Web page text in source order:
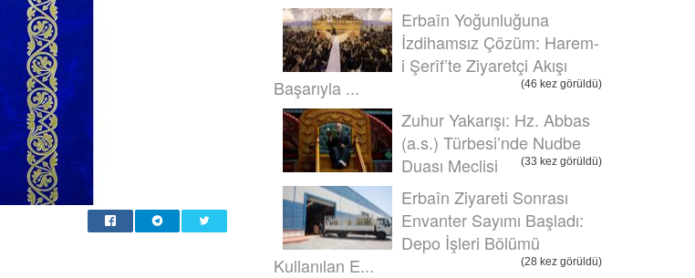
Erbaîn Yoğunluğuna
İzdihamsız Çözüm: Harem-
i Şerîf’te Ziyaretçi Akışı
Başarıyla ...
(46 kez görüldü)
Zuhur Yakarışı: Hz. Abbas
(a.s.) Türbesi’nde Nudbe
Duası Meclisi
(33 kez görüldü)
Erbaîn Ziyareti Sonrası
Envanter Sayımı Başladı:
Depo İşleri Bölümü
Kullanılan E...
(28 kez görüldü)